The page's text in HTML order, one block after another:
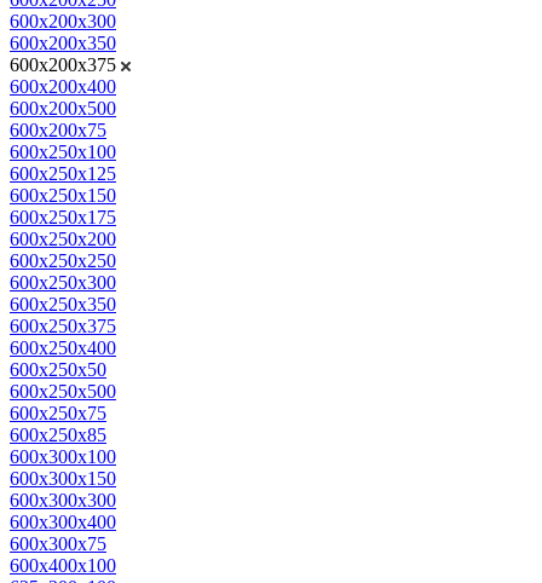
600x200x300
600x200x350
600x200x375
600x200x400
600x200x500
600x200x75
600x250x100
600x250x125
600x250x150
600x250x175
600x250x200
600x250x250
600x250x300
600x250x350
600x250x375
600x250x400
600x250x50
600x250x500
600x250x75
600x250x85
600x300x100
600x300x150
600x300x300
600x300x400
600x300x75
600x400x100